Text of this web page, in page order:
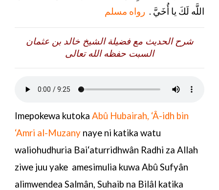
اللَّه لَكَ يا أُخَيَّ . رواه مسلم
شرح الحديث مع فضيلة الشيخ خالد بن عثمان
السبت حفظه الله تعالى
Imepokewa kutoka Abû Hubairah, ‘Â-idh bin
‘Amri al-Muzany naye ni katika watu
waliohudhuria Bai‘aturridhwân Radhi za Allah
ziwe juu yake amesimulia kuwa Abû Sufyân
alimwendea Salmân, Suhaib na Bilâl katika